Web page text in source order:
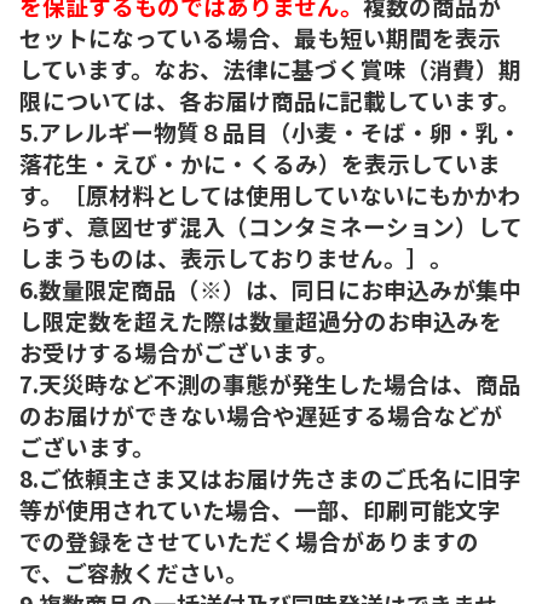
セットになっている場合、最も短い期間を表示
しています。なお、法律に基づく賞味（消費）期
限については、各お届け商品に記載しています。
5.アレルギー物質８品目（小麦・そば・卵・乳・
落花生・えび・かに・くるみ）を表示していま
す。［原材料としては使用していないにもかかわ
らず、意図せず混入（コンタミネーション）して
しまうものは、表示しておりません。］。
6.数量限定商品（※）は、同日にお申込みが集中
し限定数を超えた際は数量超過分のお申込みを
お受けする場合がございます。
7.天災時など不測の事態が発生した場合は、商品
のお届けができない場合や遅延する場合などが
ございます。
8.ご依頼主さま又はお届け先さまのご氏名に旧字
等が使用されていた場合、一部、印刷可能文字
での登録をさせていただく場合がありますの
で、ご容赦ください。